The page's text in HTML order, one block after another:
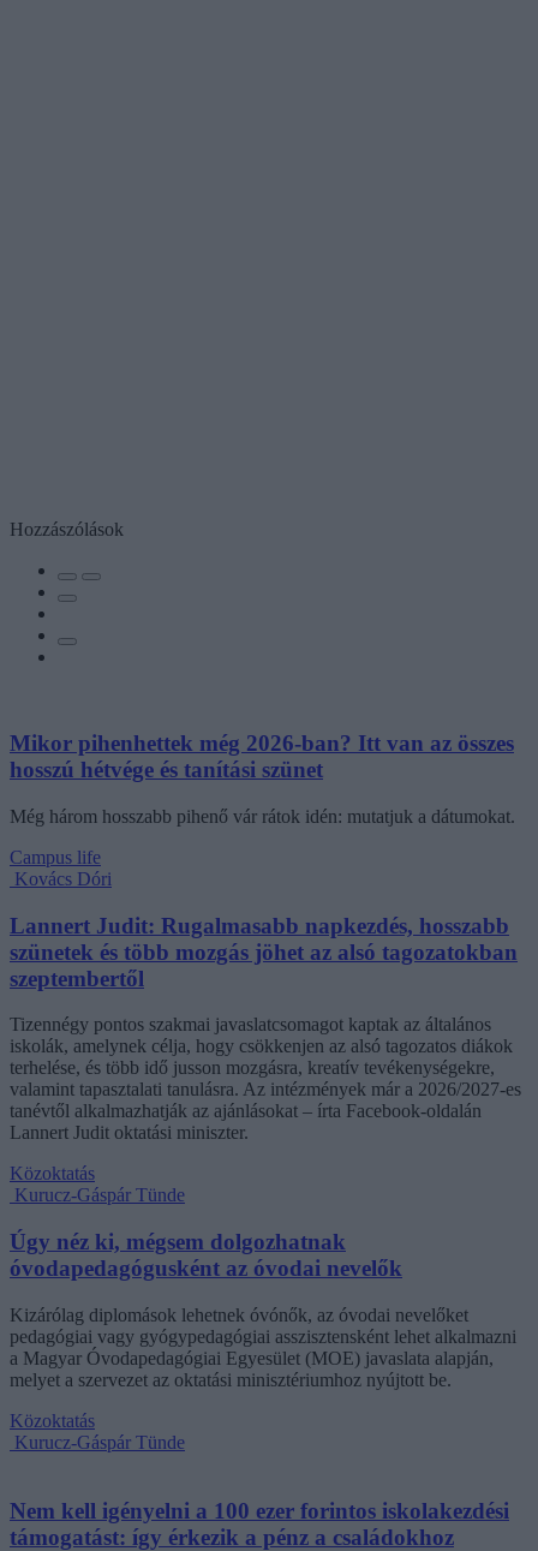
Hozzászólások
Mikor pihenhettek még 2026-ban? Itt van az összes
hosszú hétvége és tanítási szünet
Még három hosszabb pihenő vár rátok idén: mutatjuk a dátumokat.
Campus life
Kovács Dóri
Lannert Judit: Rugalmasabb napkezdés, hosszabb
szünetek és több mozgás jöhet az alsó tagozatokban
szeptembertől
Tizennégy pontos szakmai javaslatcsomagot kaptak az általános
iskolák, amelynek célja, hogy csökkenjen az alsó tagozatos diákok
terhelése, és több idő jusson mozgásra, kreatív tevékenységekre,
valamint tapasztalati tanulásra. Az intézmények már a 2026/2027-es
tanévtől alkalmazhatják az ajánlásokat – írta Facebook-oldalán
Lannert Judit oktatási miniszter.
Közoktatás
Kurucz-Gáspár Tünde
Úgy néz ki, mégsem dolgozhatnak
óvodapedagógusként az óvodai nevelők
Kizárólag diplomások lehetnek óvónők, az óvodai nevelőket
pedagógiai vagy gyógypedagógiai asszisztensként lehet alkalmazni
a Magyar Óvodapedagógiai Egyesület (MOE) javaslata alapján,
melyet a szervezet az oktatási minisztériumhoz nyújtott be.
Közoktatás
Kurucz-Gáspár Tünde
Nem kell igényelni a 100 ezer forintos iskolakezdési
támogatást: így érkezik a pénz a családokhoz